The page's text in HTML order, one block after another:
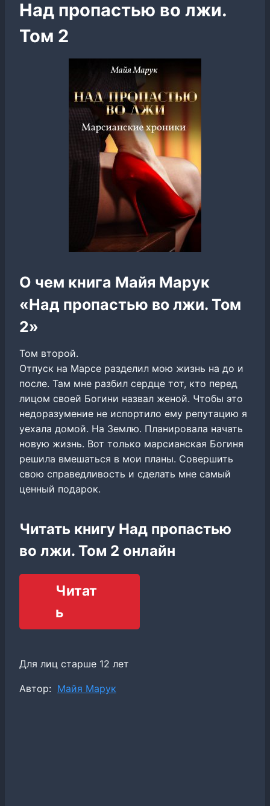
Над пропастью во лжи.
Том 2
О чем книга Майя Марук
«Над пропастью во лжи. Том
2»
Том второй.
Отпуск на Марсе разделил мою жизнь на до и
после. Там мне разбил сердце тот, кто перед
лицом своей Богини назвал женой. Чтобы это
недоразумение не испортило ему репутацию я
уехала домой. На Землю. Планировала начать
новую жизнь. Вот только марсианская Богиня
решила вмешаться в мои планы. Совершить
свою справедливость и сделать мне самый
ценный подарок.
Читать книгу Над пропастью
во лжи. Том 2 онлайн
Читат
ь
Для лиц старше 12 лет
Метки
Автор: Майя Марук